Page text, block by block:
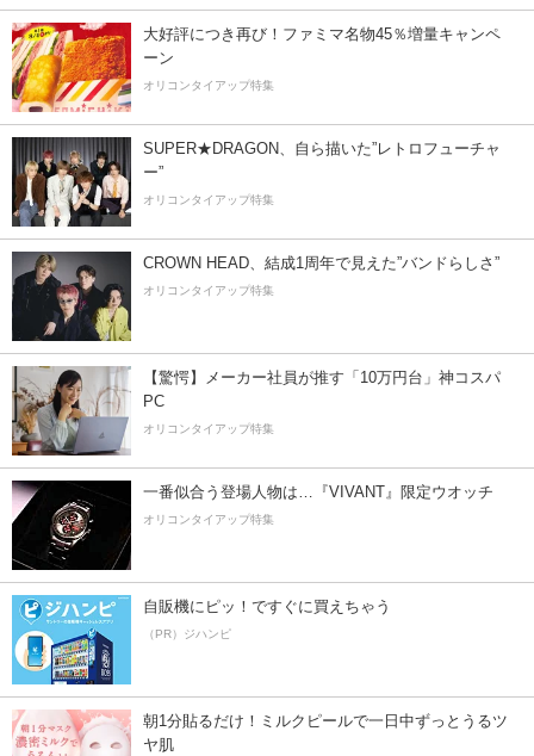
大好評につき再び！ファミマ名物45％増量キャンペ
ーン
オリコンタイアップ特集
SUPER★DRAGON、自ら描いた”レトロフューチャ
ー”
オリコンタイアップ特集
CROWN HEAD、結成1周年で見えた”バンドらしさ”
オリコンタイアップ特集
【驚愕】メーカー社員が推す「10万円台」神コスパ
PC
オリコンタイアップ特集
一番似合う登場人物は…『VIVANT』限定ウオッチ
オリコンタイアップ特集
自販機にピッ！ですぐに買えちゃう
（PR）ジハンピ
朝1分貼るだけ！ミルクピールで一日中ずっとうるツ
ヤ肌